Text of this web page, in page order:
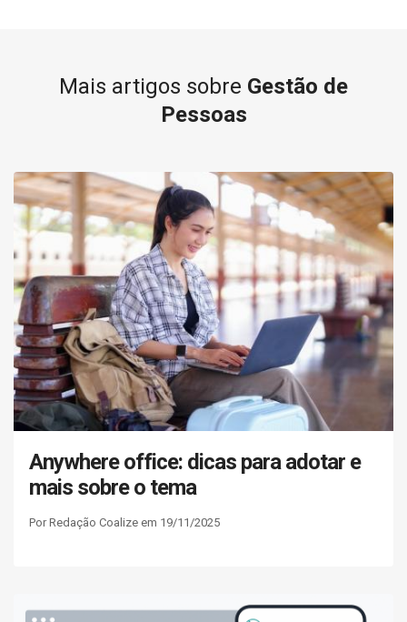
Mais artigos sobre Gestão de
Pessoas
Anywhere office: dicas para adotar e
mais sobre o tema
Por Redação Coalize em 19/11/2025